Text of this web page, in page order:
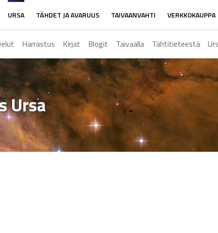
URSA TÄHDET JA AVARUUS TAIVAANVAHTI VERKKOKAUPPA
Harrastus Kirjat Blogit Taivaalla Tähtitieteestä
Ursa